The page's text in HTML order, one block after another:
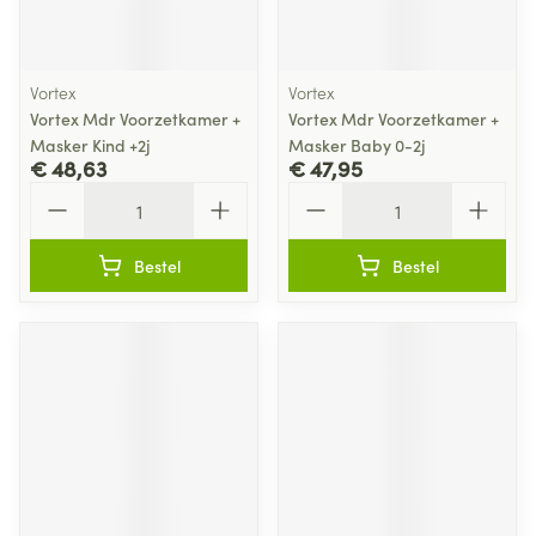
Vortex
Vortex Mdr Voorzetkamer +
Masker Kind +2j
€ 48,63
Bestel
Vortex
Vortex Mdr Voorzetkamer +
Masker Baby 0-2j
€ 47,95
Bestel